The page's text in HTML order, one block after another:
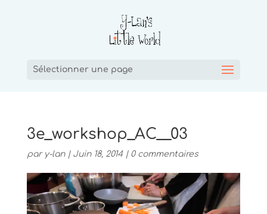
Sélectionner une page
3e_workshop_AC__03
par y-lan| Juin 18, 2014| 0 commentaires